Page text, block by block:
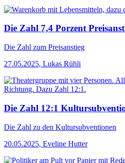
Die Zahl 7,4 Porzent
Die Zahl zum Preisanstieg
27.05.2025, Lukas Rühli
Die Zahl 12:1
Die Zahl zu den Kultursubventionen
20.05.2025, Eveline Hutter